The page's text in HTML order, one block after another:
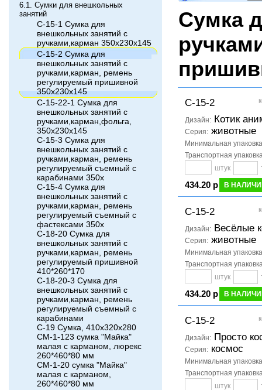
6.1. Сумки для внешкольных
занятий
С-15-1 Сумка для
внешкольных занятий с
ручками,карман 350x230x145
С-15-2 Сумка для
внешкольных занятий с
ручками,карман, ремень
регулируемый пришивной
350x230x145
С-15-22-1 Сумка для
внешкольных занятий с
ручками,карман,фольга,
350x230x145
С-15-3 Сумка для
внешкольных занятий с
ручками,карман, ремень
регулируемый съемный с
карабинами 350x
С-15-4 Сумка для
внешкольных занятий с
ручками,карман, ремень
регулируемый съемный с
фастексами 350x
С-18-20 Сумка для
внешкольных занятий с
ручками,карман, ремень
регулируемый пришивной
410*260*170
С-18-20-3 Сумка для
внешкольных занятий с
ручками,карман, ремень
регулируемый съемный с
карабинами
С-19 Сумка, 410x320x280
СМ-1-123 сумка "Майка"
малая с карманом, люрекс
260*460*80 мм
СМ-1-20 сумка "Майка"
малая с карманом,
260*460*80 мм
Сумка
С-15-2
Дизайн: Котик
Серия: животные
Минимальная упаковка
Транспортная
штук
434.20 р В
С-15-2
Дизайн: Весёлые
Серия: животные
Минимальная упаковка
Транспортная
штук
434.20 р В
С-15-2
Дизайн: Просто
Серия: космос
Минимальная упаковка
Транспортная
штук